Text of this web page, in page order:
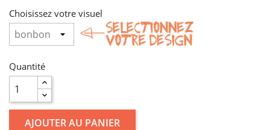
Choisissez votre visuel
Quantité
AJOUTER AU PANIER